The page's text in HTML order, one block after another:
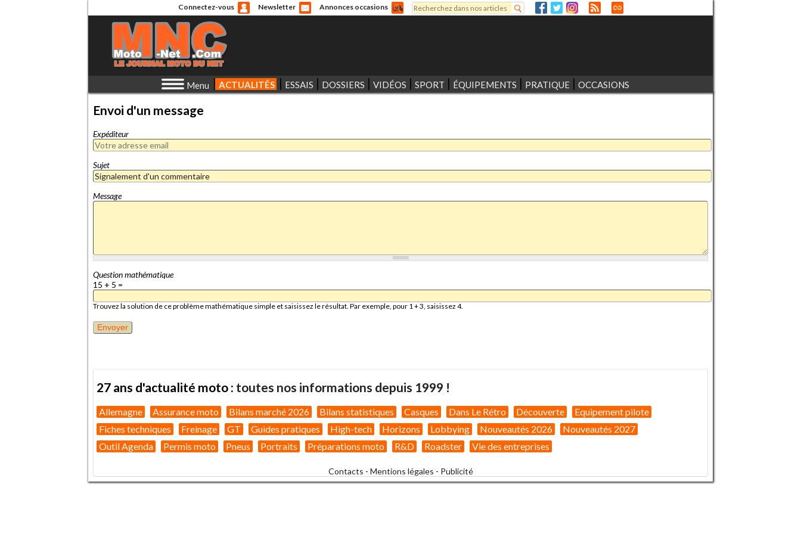
Connectez-vous Newsletter Annonces occasions
Formulaire de recherche
Rechercher
Menu ACTUALITÉS ESSAIS DOSSIERS VIDÉOS SPORT ÉQUIPEMENTS PRATIQUE OCCASIONS
Envoi d'un message
Expéditeur
Sujet
Message
Question mathématique
15 + 5 =
Trouvez la solution de ce problème mathématique simple et saisissez le résultat. Par exemple, pour 1 + 3, saisissez 4.
27 ans d'actualité moto : toutes nos informations depuis 1999 !
Allemagne Assurance moto Bilans marché 2026 Bilans statistiques Casques Dans Le Rétro Découverte
Equipement pilote
Fiches techniques
Freinage GT Guides pratiques High-tech Horizons Lobbying Nouveautés 2026
Nouveautés 2027
Outil Agenda
Permis moto Pneus Portraits Préparations moto R&D Roadster Vie des entreprises
Contacts - Mentions légales - Publicité